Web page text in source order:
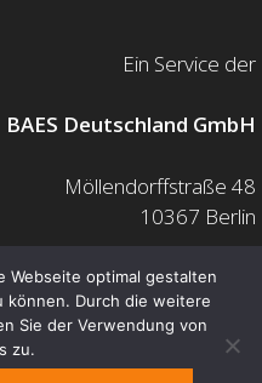
Ein Service der
BAES Deutschland GmbH
Möllendorffstraße 48
10367 Berlin
Mail: info@baes.de
Telefon: 030 200 7378 0
Fax: 0800 880 1139 55
Webseite optimal gestalten
Durch die weitere
Sie der Verwendung von
zu.